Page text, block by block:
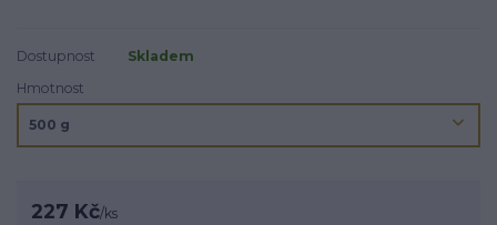
Dostupnost
Skladem
Hmotnost
227 Kč/ks